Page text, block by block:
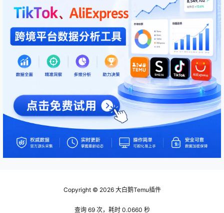
Copyright © 2026大白鹅Temu插件
查询 69 次，耗时 0.0660 秒